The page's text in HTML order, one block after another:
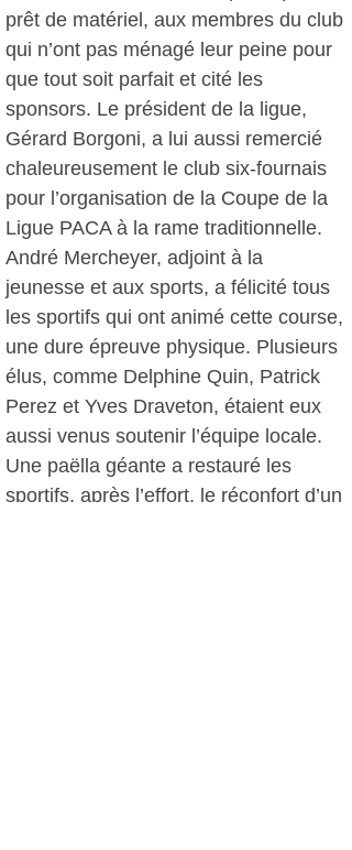
prêt de matériel, aux membres du club
qui n’ont pas ménagé leur peine pour
que tout soit parfait et cité les
sponsors. Le président de la ligue,
Gérard Borgoni, a lui aussi remercié
chaleureusement le club six-fournais
pour l’organisation de la Coupe de la
Ligue PACA à la rame traditionnelle.
André Mercheyer, adjoint à la
jeunesse et aux sports, a félicité tous
les sportifs qui ont animé cette course,
une dure épreuve physique. Plusieurs
élus, comme Delphine Quin, Patrick
Perez et Yves Draveton, étaient eux
aussi venus soutenir l’équipe locale.
Une paëlla géante a restauré les
sportifs, après l’effort, le réconfort d’un